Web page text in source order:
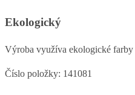
Ekologický
Výroba využíva ekologické farby
Číslo položky: 141081